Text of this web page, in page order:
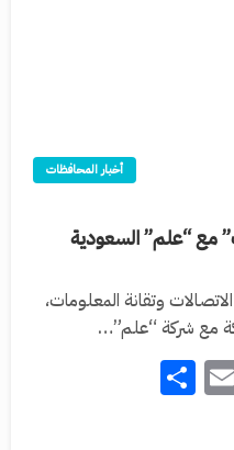
أخبار المحافظات
مع “علم” السعودية
وتقانة المعلومات،
مع شركة “علم”…
Email